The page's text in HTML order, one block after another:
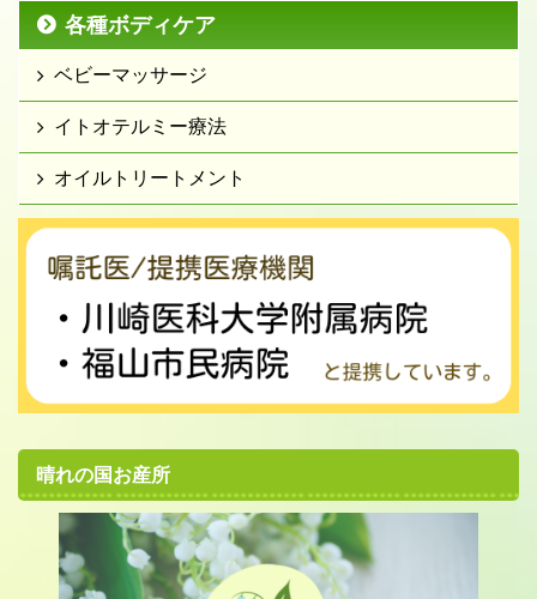
各種ボディケア
ベビーマッサージ
イトオテルミー療法
オイルトリートメント
晴れの国お産所